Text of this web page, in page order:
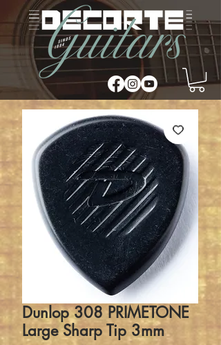
Dunlop 308 PRIMETONE
Large Sharp Tip 3mm